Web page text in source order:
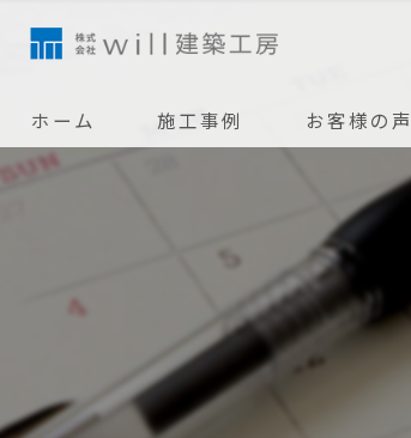
ホーム 施工事例 お客様の声